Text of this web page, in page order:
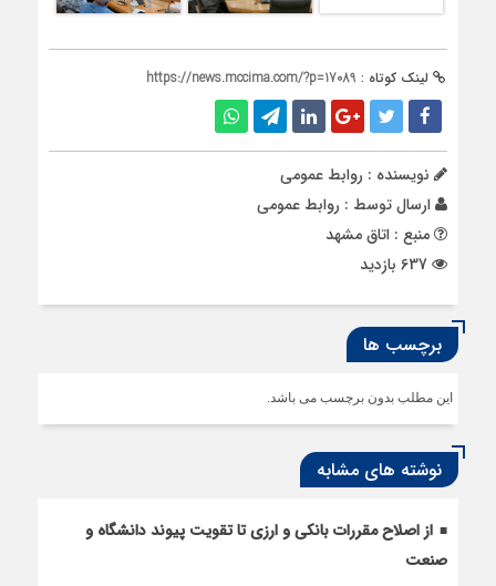
لینک کوتاه : https://news.mccima.com/?p=17089
نویسنده : روابط عمومی
ارسال توسط : روابط عمومی
منبع : اتاق مشهد
برچسب ها
این مطلب بدون برچسب می باشد.
نوشته های مشابه
از اصلاح مقررات بانکی و ارزی تا تقویت پیوند دانشگاه و
صنعت